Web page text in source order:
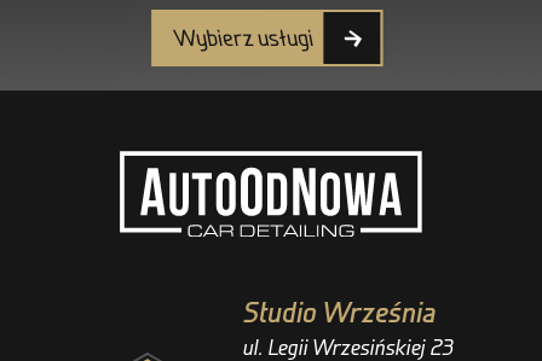
Wybierz usługi
Studio Września
ul. Legii Wrzesińskiej 23